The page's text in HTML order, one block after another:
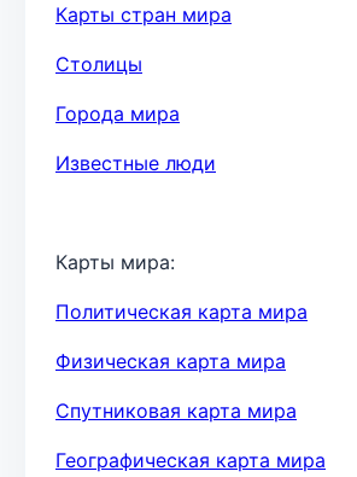
Карты стран мира
Столицы
Города мира
Известные люди
Карты мира:
Политическая карта мира
Физическая карта мира
Спутниковая карта мира
Географическая карта мира